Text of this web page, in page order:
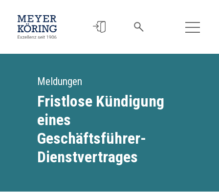
Meldungen
Fristlose Kündigung
eines
Geschäftsführer-
Dienstvertrages